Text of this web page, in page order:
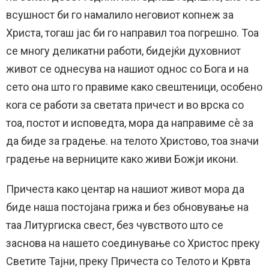
всушност би го намалило неговиот копнеж за
Христа, тогаш јас би го направил тоа погрешно. Тоа
се многу деликатни работи, бидејќи духовниот
живот се однесува на нашиот однос со Бога и на
сето она што го правиме како свештеници, особено
кога се работи за светата причест и во врска со
тоа, постот и исповедта, мора да направиме сè за
да биде за градење. на телото Христово, тоа значи
градење на верниците како живи Божји икони.
Причеста како центар на нашиот живот мора да
биде наша постојана грижа и без обновување на
таа Литургиска свест, без чувството што се
заснова на нашето соединување со Христос преку
Светите Тајни, преку Причеста со Телото и Крвта